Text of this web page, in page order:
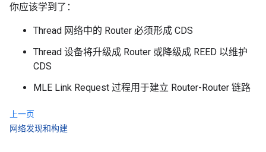
你应该学到了：
Thread 网络中的 Router 必须形成 CDS
Thread 设备将升级成 Router 或降级成 REED 以维护
CDS
MLE Link Request 过程用于建立 Router-Router 链路
上一页
网络发现和构建